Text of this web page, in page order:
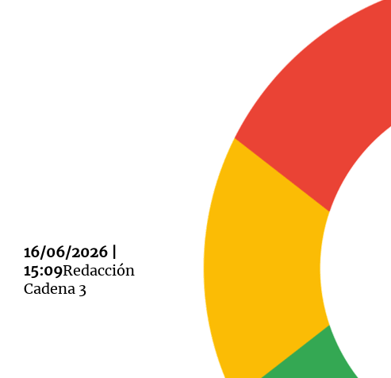
16/06/2026 |
15:09Redacción
Cadena 3
Notas
Editorial
Notas
Mundial 2026 La Sole en